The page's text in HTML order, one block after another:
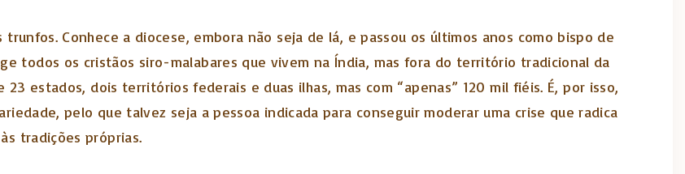
Conhece a diocese, embora não seja de lá, e passou os últimos anos como bispo de
todos os cristãos siro-malabares que vivem na Índia, mas fora do território tradicional da
estados, dois territórios federais e duas ilhas, mas com “apenas” 120 mil fiéis. É, por isso,
pelo que talvez seja a pessoa indicada para conseguir moderar uma crise que radica
tradições próprias.